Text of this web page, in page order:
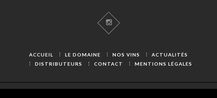
ACCUEIL LE DOMAINE NOS VINS
ACTUALITÉS
DISTRIBUTEURS
CONTACT MENTIONS LÉGALES